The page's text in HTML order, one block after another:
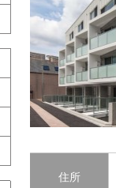
住所